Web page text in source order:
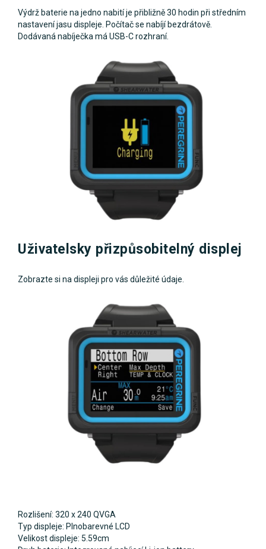
Výdrž baterie na jedno nabití je přibližně 30 hodin při středním
nastavení jasu displeje. Počítač se nabíjí bezdrátově.
Dodávaná nabíječka má USB-C rozhraní.
Uživatelsky přizpůsobitelný displej
Zobrazte si na displeji pro vás důležité údaje.
Rozlišení: 320 x 240 QVGA
Typ displeje: Plnobarevné LCD
Velikost displeje: 5.59cm